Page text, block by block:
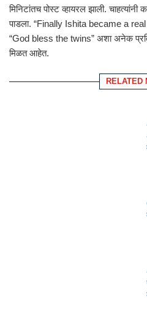
मिनिटांतच पोस्ट व्हायरल झाली.
पाडला. “Finally Ishita became a
“God bless the twins” अशा अनेक
मिळत आहेत.
RELATED